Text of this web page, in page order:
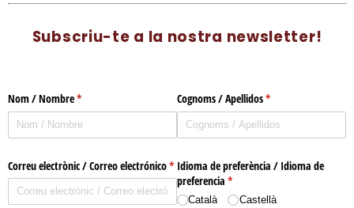
Subscriu-te a la nostra newsletter!